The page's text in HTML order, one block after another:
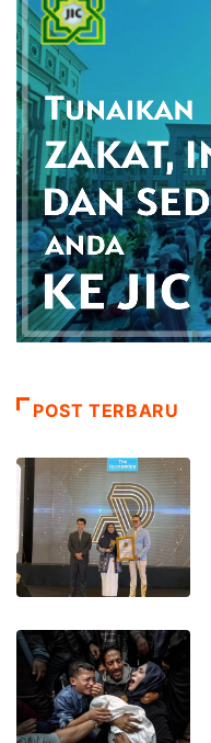
POST TERBARU